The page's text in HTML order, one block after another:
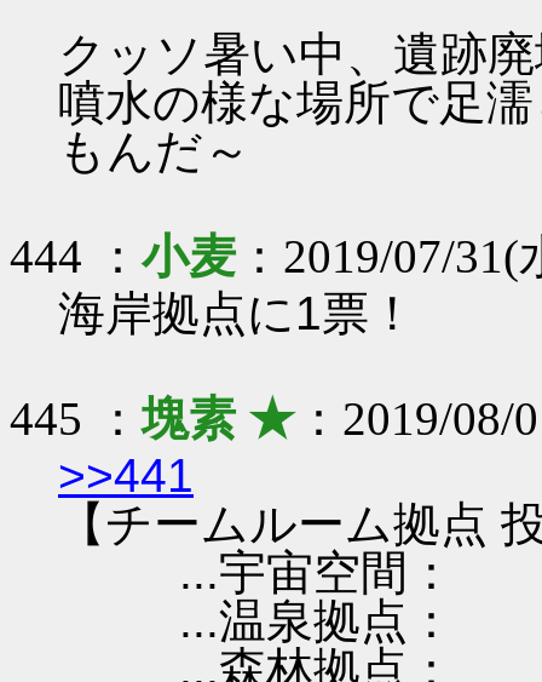
クッソ暑い中、遺跡
噴水の様な場所で足
もんだ～
444 ：小麦 ：2019/07/
海岸拠点に1票！
445 ：塊素 ★：2019/08/
>>441
【チームルーム拠点
...宇宙空間：
...温泉拠点：
...森林拠点：